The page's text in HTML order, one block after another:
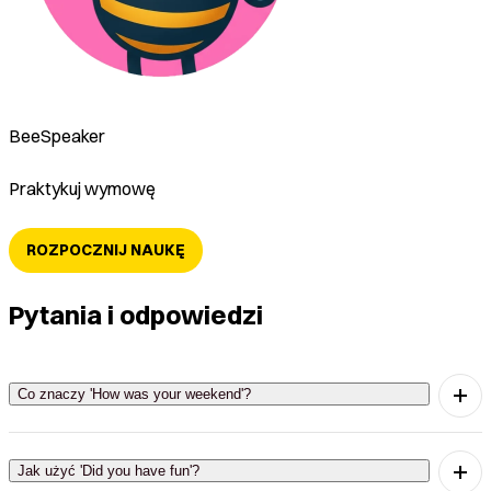
BeeSpeaker
Praktykuj wymowę
ROZPOCZNIJ NAUKĘ
Pytania i odpowiedzi
Co znaczy 'How was your weekend'?
This phrase means 'Jak minął twój weekend?' It is
used to ask someone about their weekend.
Jak użyć 'Did you have fun'?